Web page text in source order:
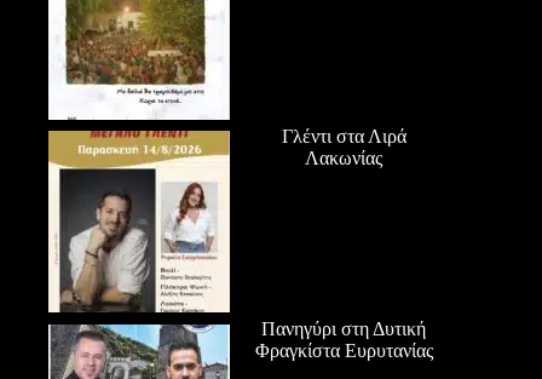
Γλέντι στα Λιρά
Λακωνίας
Πανηγύρι στη Δυτική
Φραγκίστα Ευρυτανίας